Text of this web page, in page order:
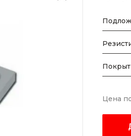
Цена